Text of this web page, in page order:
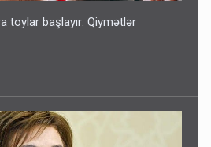
toylar başlayır: Qiymətlər